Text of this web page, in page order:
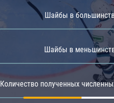
Шайбы в
Шайбы в
Количество полученных